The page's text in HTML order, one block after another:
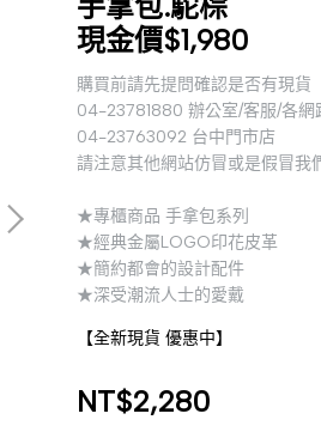
現金價$1,980
購買前請先提問確認是否有現貨
04-23781880 辦公室/客服/各網
04-23763092 台中門市店
請注意其他網站仿冒或是假冒我
★專櫃商品 手拿包系列
★經典金屬LOGO印花皮革
★簡約都會的設計配件
★深受潮流人士的愛戴
【全新現貨 優惠中】
NT$2,280